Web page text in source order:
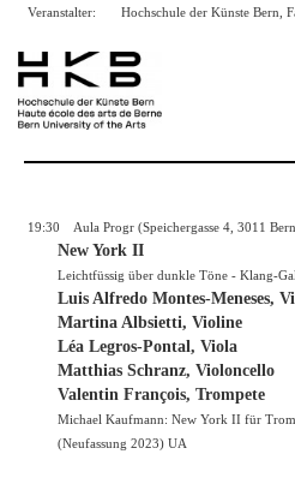
Veranstalter:
Hochschule der Künste Bern,
19:30 Aula Progr (Speichergasse 4, 3011
New York II
Leichtfüssig über dunkle Töne - Klang-
Luis Alfredo Montes-Meneses,
Martina Albsietti, Violine
Léa Legros-Pontal, Viola
Matthias Schranz, Violoncello
Valentin François, Trompete
Michael Kaufmann: New York II für
(Neufassung 2023) UA